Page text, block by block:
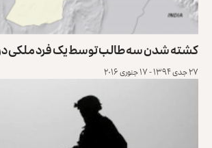
کشته شدن سه طالب توسط یک فرد ملکی در
۲۷ جدی ۱۳۹۴ - ۱۷ جنوری ۲۰۱۶